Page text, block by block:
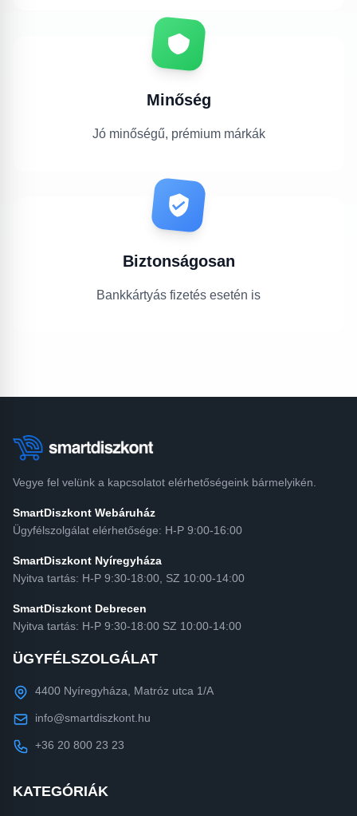
Minőség
Jó minőségű, prémium márkák
Biztonságosan
Bankkártyás fizetés esetén is
Vegye fel velünk a kapcsolatot elérhetőségeink bármelyikén.
SmartDiszkont Webáruház
Ügyfélszolgálat elérhetősége: H-P 9:00-16:00
SmartDiszkont Nyíregyháza
Nyitva tartás: H-P 9:30-18:00, SZ 10:00-14:00
SmartDiszkont Debrecen
Nyitva tartás: H-P 9:30-18:00 SZ 10:00-14:00
ÜGYFÉLSZOLGÁLAT
4400 Nyíregyháza, Matróz utca 1/A
info@smartdiszkont.hu
+36 20 800 23 23
KATEGÓRIÁK